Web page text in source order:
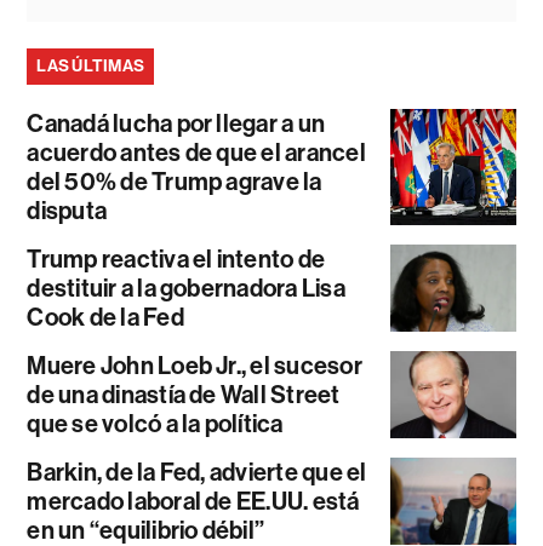
LAS ÚLTIMAS
Canadá lucha por llegar a un
acuerdo antes de que el arancel
del 50% de Trump agrave la
disputa
Trump reactiva el intento de
destituir a la gobernadora Lisa
Cook de la Fed
Muere John Loeb Jr., el sucesor
de una dinastía de Wall Street
que se volcó a la política
Barkin, de la Fed, advierte que el
mercado laboral de EE.UU. está
en un “equilibrio débil”